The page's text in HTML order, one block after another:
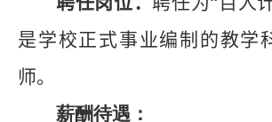
是学校正式事业编制的教学
师。
薪酬待遇：